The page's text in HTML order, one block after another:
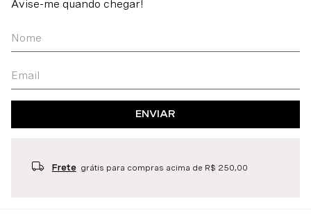
ENVIAR
Frete grátis para compras acima de R$ 250,00